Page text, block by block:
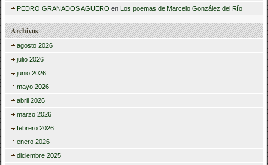
PEDRO GRANADOS AGUERO en Los poemas de Marcelo González del Río
Archivos
agosto 2026
julio 2026
junio 2026
mayo 2026
abril 2026
marzo 2026
febrero 2026
enero 2026
diciembre 2025